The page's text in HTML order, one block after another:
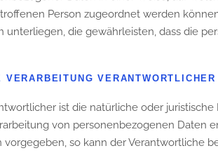
Person zugeordnet werden
die gewährleisten, dass die
VERANTWORTLICHER
ist die natürliche oder
von personenbezogenen Daten
so kann der Verantwortliche